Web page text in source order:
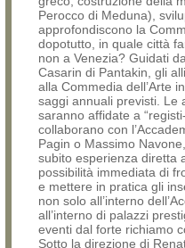
Perocco di Meduna),
approfondiscono la
dopotutto, in quale città
non a Venezia? Guidati
Casarin di Pantakin, gli
alla Commedia dell’Arte
saggi annuali previsti. Le
saranno affidate a
collaborano con
Pagin o Massimo
subito esperienza diretta
possibilità immediata di
e mettere in pratica gli
non solo all’interno
all’interno di palazzi
eventi dal forte richiamo
Sotto la direzione di